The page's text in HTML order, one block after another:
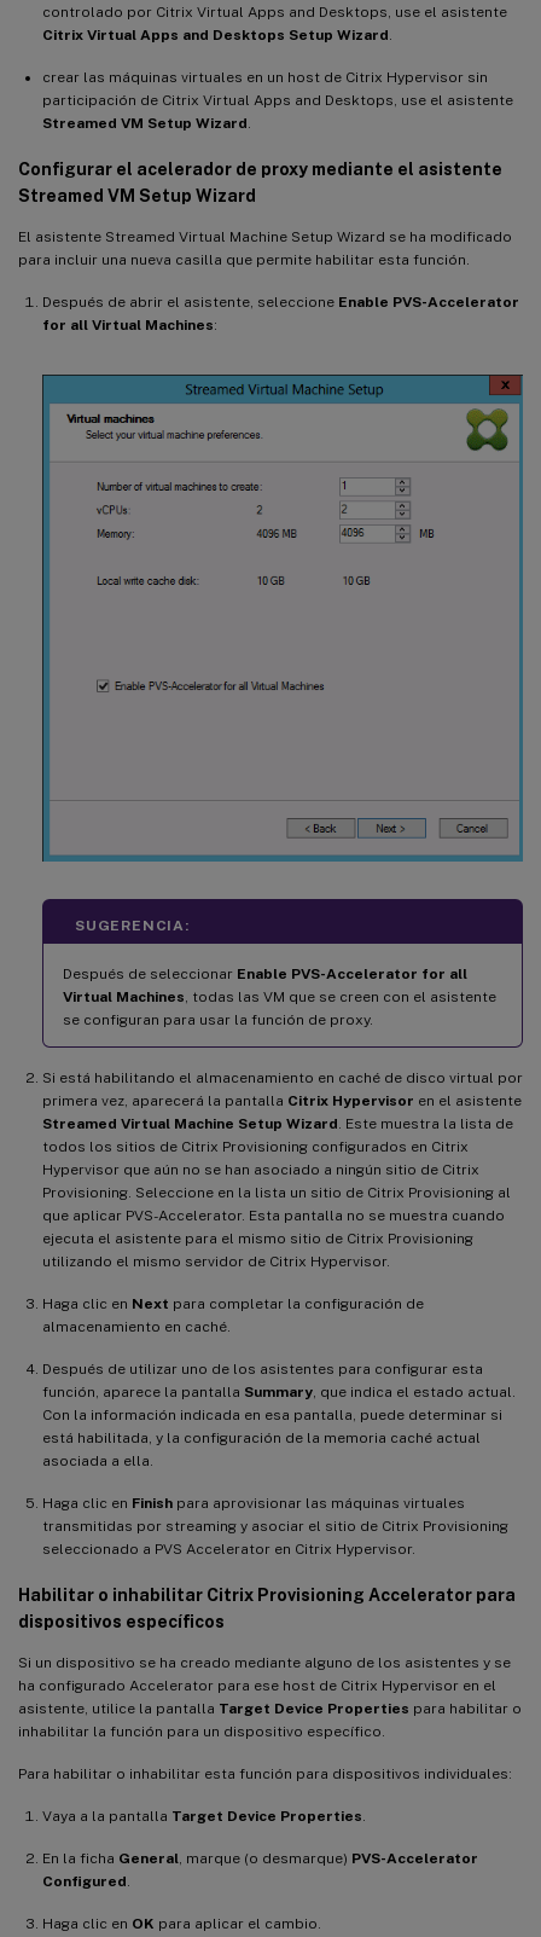
controlado por Citrix Virtual Apps and Desktops, use el asistente
Citrix Virtual Apps and Desktops Setup Wizard.
crear las máquinas virtuales en un host de Citrix Hypervisor sin
participación de Citrix Virtual Apps and Desktops, use el asistente
Streamed VM Setup Wizard.
Configurar el acelerador de proxy mediante el asistente
Streamed VM Setup Wizard
El asistente Streamed Virtual Machine Setup Wizard se ha modificado
para incluir una nueva casilla que permite habilitar esta función.
Después de abrir el asistente, seleccione Enable PVS-Accelerator
for all Virtual Machines:
SUGERENCIA:
Después de seleccionar Enable PVS-Accelerator for all
Virtual Machines, todas las VM que se creen con el asistente
se configuran para usar la función de proxy.
Si está habilitando el almacenamiento en caché de disco virtual por
primera vez, aparecerá la pantalla Citrix Hypervisor en el asistente
Streamed Virtual Machine Setup Wizard. Este muestra la lista de
todos los sitios de Citrix Provisioning configurados en Citrix
Hypervisor que aún no se han asociado a ningún sitio de Citrix
Provisioning. Seleccione en la lista un sitio de Citrix Provisioning al
que aplicar PVS-Accelerator. Esta pantalla no se muestra cuando
ejecuta el asistente para el mismo sitio de Citrix Provisioning
utilizando el mismo servidor de Citrix Hypervisor.
Haga clic en Next para completar la configuración de
almacenamiento en caché.
Después de utilizar uno de los asistentes para configurar esta
función, aparece la pantalla Summary, que indica el estado actual.
Con la información indicada en esa pantalla, puede determinar si
está habilitada, y la configuración de la memoria caché actual
asociada a ella.
Haga clic en Finish para aprovisionar las máquinas virtuales
transmitidas por streaming y asociar el sitio de Citrix Provisioning
seleccionado a PVS Accelerator en Citrix Hypervisor.
Habilitar o inhabilitar Citrix Provisioning Accelerator para
dispositivos específicos
Si un dispositivo se ha creado mediante alguno de los asistentes y se
ha configurado Accelerator para ese host de Citrix Hypervisor en el
asistente, utilice la pantalla Target Device Properties para habilitar o
inhabilitar la función para un dispositivo específico.
Para habilitar o inhabilitar esta función para dispositivos individuales:
Vaya a la pantalla Target Device Properties.
En la ficha General, marque (o desmarque) PVS-Accelerator
Configured.
Haga clic en OK para aplicar el cambio.